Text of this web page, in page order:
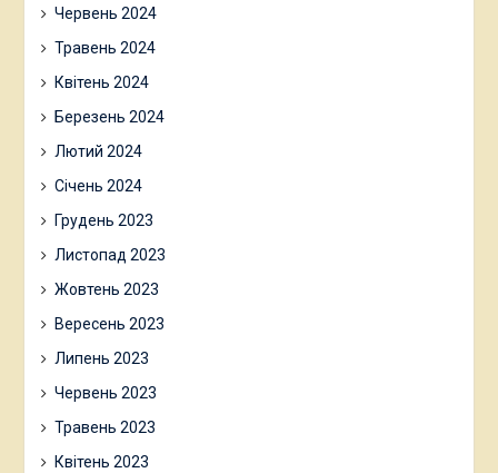
Червень 2024
Травень 2024
Квітень 2024
Березень 2024
Лютий 2024
Січень 2024
Грудень 2023
Листопад 2023
Жовтень 2023
Вересень 2023
Липень 2023
Червень 2023
Травень 2023
Квітень 2023